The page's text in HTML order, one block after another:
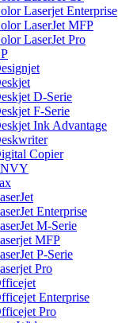
Laserjet Enterprise
LaserJet MFP
LaserJet Pro
D-Serie
F-Serie
Ink Advantage
Copier
Enterprise
M-Serie
MFP
P-Serie
Pro
Enterprise
Pro